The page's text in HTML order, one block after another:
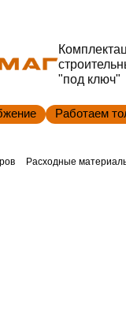
"под ключ"
Работаем
Расходные